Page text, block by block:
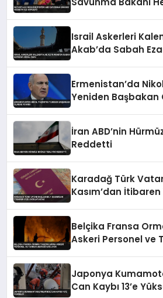
Israil Askerleri
Akab’da Sabah
Ermenistan’da
Yeniden Başbakan
İran ABD’nin
Reddetti
Karadağ Türk
Kasım’dan
Belçika Fransa
Askeri Personel ve
Japonya
Can Kaybı 13’e